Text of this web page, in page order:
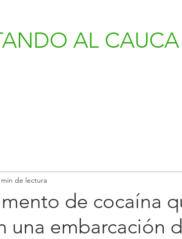
AL CAUCA
de cocaína
una embarcación
min de lectura